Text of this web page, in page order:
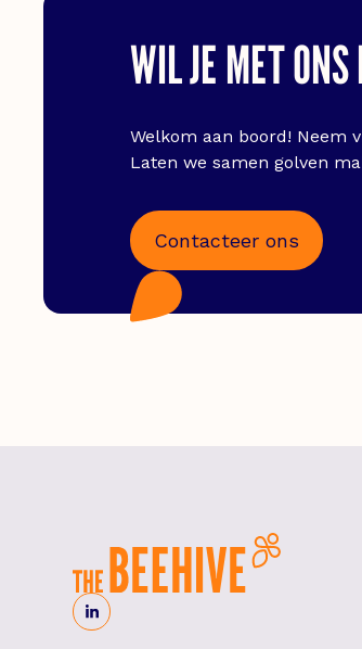
WIL JE MET
Welkom aan boord! Neem
Laten we samen golven
Contacteer ons